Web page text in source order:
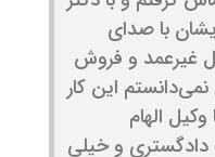
با صدای
غیرعمد و فروش
این کار
الهام
دادگستری و خیلی